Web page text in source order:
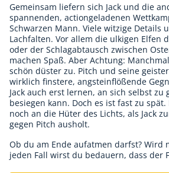
Gemeinsam liefern sich Jack und die
spannenden, actiongeladenen
Schwarzen Mann. Viele witzige Details
Lachfalten. Vor allem die ulkigen Elfen
oder der Schlagabtausch zwischen
machen Spaß. Aber Achtung:
schön düster zu. Pitch und seine
wirklich finstere, angsteinflößende
Jack auch erst lernen, an sich selbst zu
besiegen kann. Doch es ist fast zu
noch an die Hüter des Lichts, als Jack
gegen Pitch ausholt.
Ob du am Ende aufatmen darfst? Wird
jeden Fall wirst du bedauern, dass der